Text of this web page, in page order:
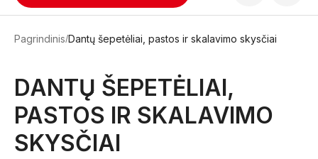
Pagrindinis Dantų šepetėliai, pastos ir skalavimo skysčiai
DANTŲ ŠEPETĖLIAI,
PASTOS IR SKALAVIMO
SKYSČIAI